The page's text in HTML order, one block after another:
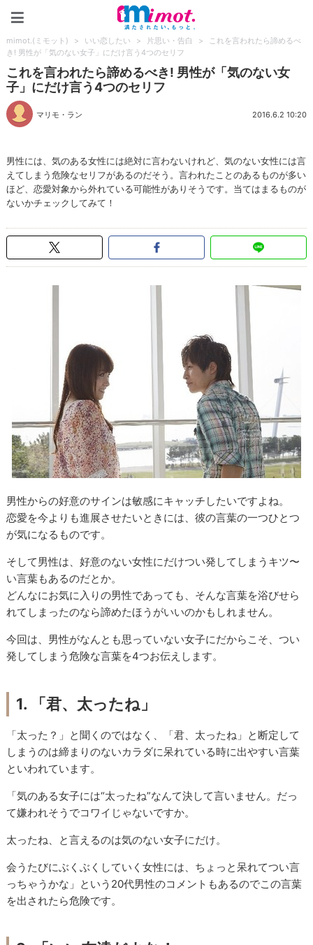
mimot.(ミモット) > いい恋したい > 片思い・告白 >
これを言われたら諦めるべ
き! 男性が「気のない女子」にだけ言う4つのセリフ
これを言われたら諦めるべき! 男性が「気のない女
子」にだけ言う4つのセリフ
マリモ・ラン 2016.6.2 10:20
男性には、気のある女性には絶対に言わないけれど、気のない女性には言
えてしまう危険なセリフがあるのだそう。言われたことのあるものが多い
ほど、恋愛対象から外れている可能性がありそうです。当てはまるものが
ないかチェックしてみて！
男性からの好意のサインは敏感にキャッチしたいですよね。
恋愛を今よりも進展させたいときには、彼の言葉の一つひとつ
が気になるものです。
そして男性は、好意のない女性にだけつい発してしまうキツ〜
い言葉もあるのだとか。
どんなにお気に入りの男性であっても、そんな言葉を浴びせら
れてしまったのなら諦めたほうがいいのかもしれません。
今回は、男性がなんとも思っていない女子にだからこそ、つい
発してしまう危険な言葉を4つお伝えします。
1. 「君、太ったね」
「太った？」と聞くのではなく、「君、太ったね」と断定して
しまうのは締まりのないカラダに呆れている時に出やすい言葉
といわれています。
「気のある女子には“太ったね”なんて決して言いません。だっ
て嫌われそうでコワイじゃないですか。
太ったね、と言えるのは気のない女子にだけ。
会うたびにぶくぶくしていく女性には、ちょっと呆れてつい言
っちゃうかな」という20代男性のコメントもあるのでこの言葉
を出されたら危険です。